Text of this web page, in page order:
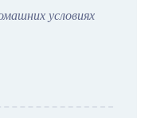
условиях